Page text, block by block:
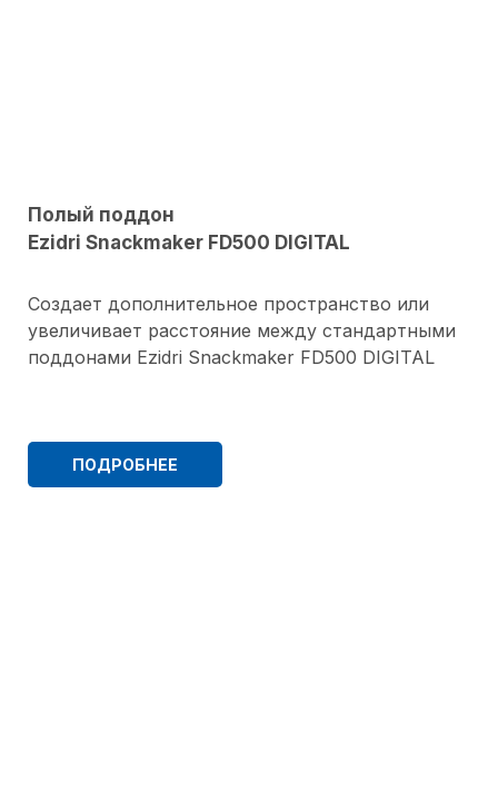
Полый поддон
Ezidri Snackmaker FD500 DIGITAL
Создает дополнительное пространство или
увеличивает расстояние между стандартными
поддонами Ezidri Snackmaker FD500 DIGITAL
ПОДРОБНЕЕ